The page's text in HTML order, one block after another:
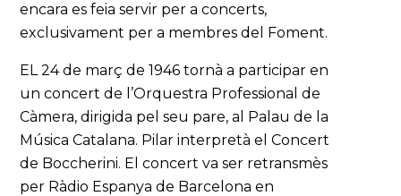
encara es feia servir per a concerts,
exclusivament per a membres del Foment.
EL 24 de març de 1946 tornà a participar en
un concert de l’Orquestra Professional de
Càmera, dirigida pel seu pare, al Palau de la
Música Catalana. Pilar interpretà el Concert
de Boccherini. El concert va ser retransmès
per Ràdio Espanya de Barcelona en